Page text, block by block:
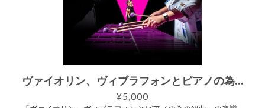
ヴァイオリン、ヴィブラフォンとピアノの為の組曲
¥5,000